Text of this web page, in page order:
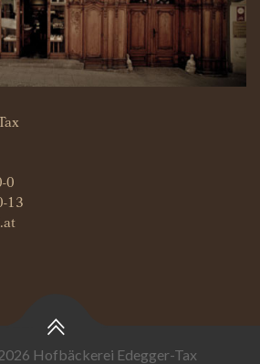
0
13
Hofbäckerei Edegger-Tax